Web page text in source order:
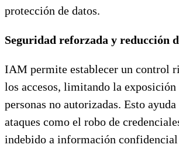
protección de datos.
Seguridad reforzada y reducción
IAM permite establecer un control
los accesos, limitando la exposición
personas no autorizadas. Esto
ataques como el robo de
indebido a información